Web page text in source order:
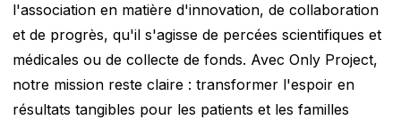
l'association en matière d'innovation, de collaboration
et de progrès, qu'il s'agisse de percées scientifiques et
médicales ou de collecte de fonds. Avec Only Project,
notre mission reste claire : transformer l'espoir en
résultats tangibles pour les patients et les familles